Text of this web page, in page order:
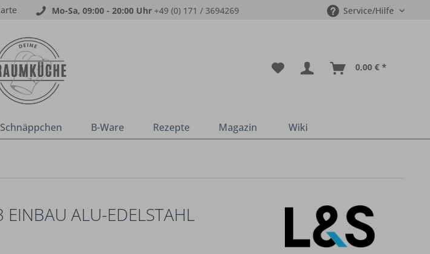
Mo-Sa, 09:00 - 20:00 Uhr +49 (0) 171 / 3694269 Service/Hilfe
0,00 € *
Schnäppchen B-Ware Rezepte Magazin Wiki
ALU-EDELSTAHL